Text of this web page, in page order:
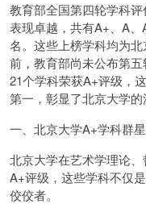
教育部全国第四轮学科
表现卓越，共有A+、A
名。这些上榜学科均为
前，教育部尚未公布第
21个学科荣获A+评级，
第一，彰显了北京大学的
一、北京大学A+学科群
北京大学在艺术学理论
A+评级，这些学科不仅
佼佼者。